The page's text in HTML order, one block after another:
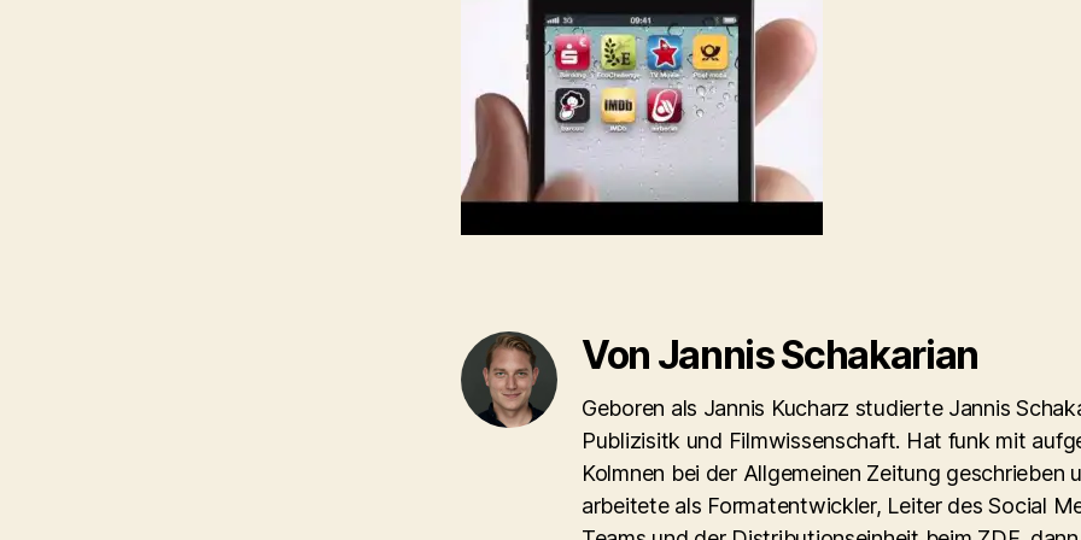
Von Jannis Schakarian
Geboren als Jannis Kucharz studierte Jannis
Publizisitk und Filmwissenschaft. Hat funk mit
Kolmnen bei der Allgemeinen Zeitung geschrieben
arbeitete als Formatentwickler, Leiter des Social